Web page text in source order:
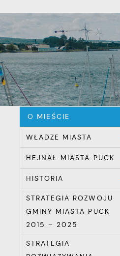
Przejdź do ustawień
Powróć do: O Mieście
O MIEŚCIE
WŁADZE MIASTA
HEJNAŁ MIASTA PUCK
HISTORIA
STRATEGIA ROZWOJU
GMINY MIASTA PUCK
2015 – 2025
STRATEGIA